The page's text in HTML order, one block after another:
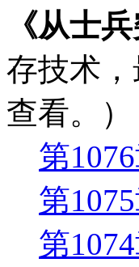
《从士
存技术
查看。）
第
第
第